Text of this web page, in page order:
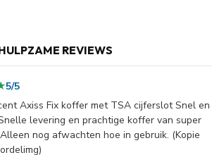
sterke schaal zonder rits, drie kliksluitingen
betrouwbaar én elegant. Met 110 liter
in zwart,donkerblauwenlavendel
roze 3-delige set roze
REVIEWS
5/5
Axiss Fix koffer met TSA cijferslot Snel en
levering en prachtige koffer van super
nog afwachten hoe in gebruik. (Kopie